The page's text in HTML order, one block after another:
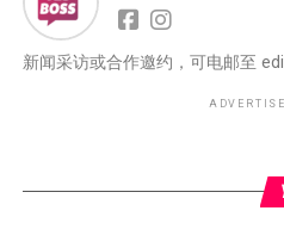
新闻采访或合作邀约，可电邮至